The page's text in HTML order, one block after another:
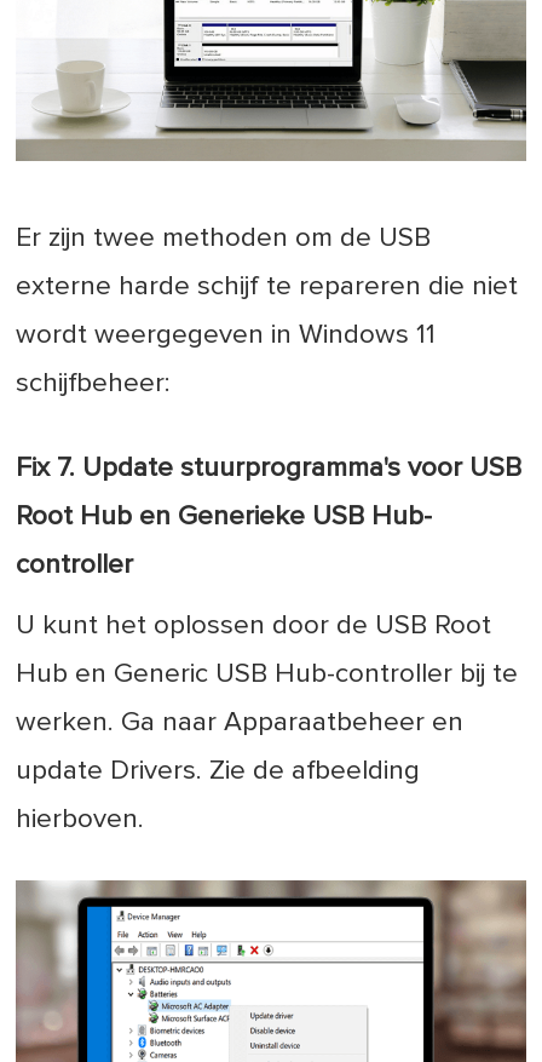
Er zijn twee methoden om de USB
externe harde schijf te repareren die niet
wordt weergegeven in Windows 11
schijfbeheer:
Fix 7. Update stuurprogramma's voor USB
Root Hub en Generieke USB Hub-
controller
U kunt het oplossen door de USB Root
Hub en Generic USB Hub-controller bij te
werken. Ga naar Apparaatbeheer en
update Drivers. Zie de afbeelding
hierboven.